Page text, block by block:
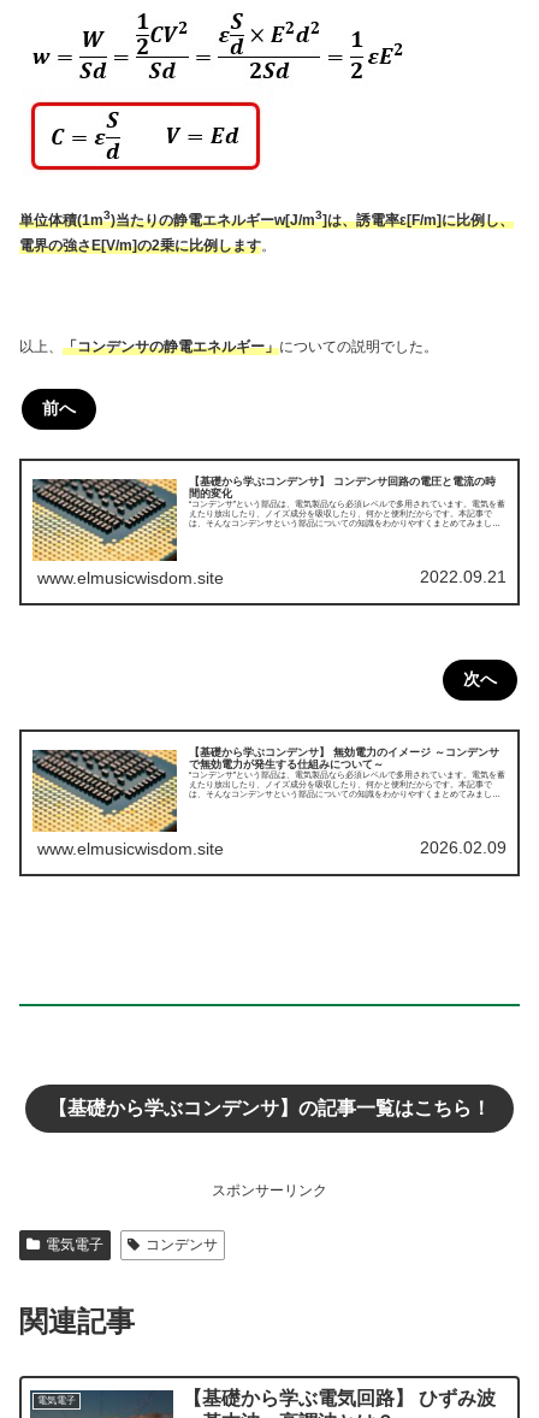
単位体積(1m3)当たりの静電エネルギーw[J/m3]は、誘電率ε[F/m]に比例し、
電界の強さE[V/m]の2乗に比例します。
以上、 「コンデンサの静電エネルギー」についての説明でした。
前へ
【基礎から学ぶコンデンサ】 コンデンサ回路の電圧と電流の時
間的変化
“コンデンサ”という部品は、電気製品なら必須レベルで多用されています。電気を蓄
えたり放出したり、ノイズ成分を吸収したり、何かと便利だからです。本記事で
は、そんなコンデンサという部品についての知識をわかりやすくまとめてみまし
www.elmusicwisdom.site 2022.09.21
次へ
【基礎から学ぶコンデンサ】 無効電力のイメージ ～コンデンサ
で無効電力が発生する仕組みについて～
“コンデンサ”という部品は、電気製品なら必須レベルで多用されています。電気を蓄
えたり放出したり、ノイズ成分を吸収したり、何かと便利だからです。本記事で
は、そんなコンデンサという部品についての知識をわかりやすくまとめてみまし
www.elmusicwisdom.site 2026.02.09
【基礎から学ぶコンデンサ】の記事一覧はこちら！
スポンサーリンク
電気電子 コンデンサ
関連記事
電気電子
【基礎から学ぶ電気回路】 ひずみ波